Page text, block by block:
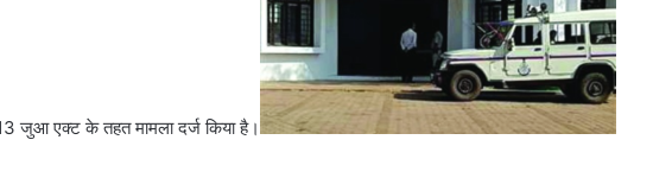
जुआ एक्ट के तहत मामला दर्ज किया है।